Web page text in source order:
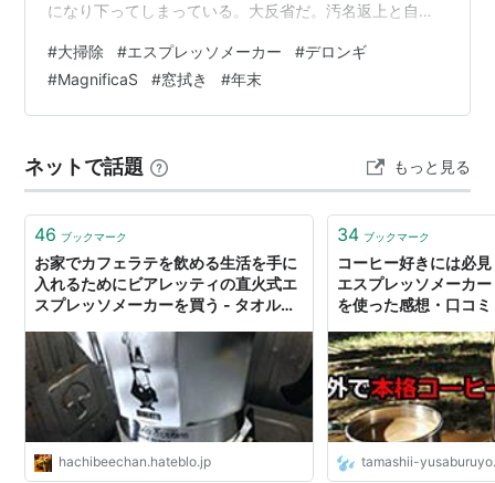
になり下ってしまっている。大反省だ。汚名返上と自分
洗浄剤をタンクのAまで入れBまで水を追加したら、あと
はマシーンお任せ。何だか洗浄した水を吐き出すこと繰
り返したら30分程で完了。 あとはカッターはじめ各部コ
上にハードワーク！とにかくコーヒーの汚れってタチが
悪いのだ。それでも綺麗になるとホン…
#大掃除 #エスプレッソメーカー #デロンギ
#MagnificaS #窓拭き #年末
ネットで話題 もっと見る
46 ブックマーク
お家でカフェラテを飲める生活を手に
入れるためにビアレッティの直火式エ
スプレッソメーカーを買う - タオルケ
hachibeechan.hateblo.jp
34 ブックマーク
コーヒー好きには必
エスプレッソメーカ
を使った感想・口コ
tamashii-